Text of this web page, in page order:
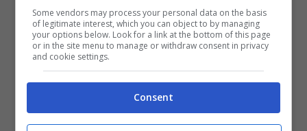
Secondo i ricercatori, le persone sedentarie
hanno l’8% di possibilità in più di ammalarsi di
demenza, soprattutto se superano le dieci ore
senza fare niente o sedute.
addirittura a 12 ore di sedentarietà ha il 63%
Some vendors may process your personal data on the basis
of legitimate interest, which you can object to by managing
your options below. Look for a link at the bottom of this page
or in the site menu to manage or withdraw consent in privacy
and cookie settings.
Consent